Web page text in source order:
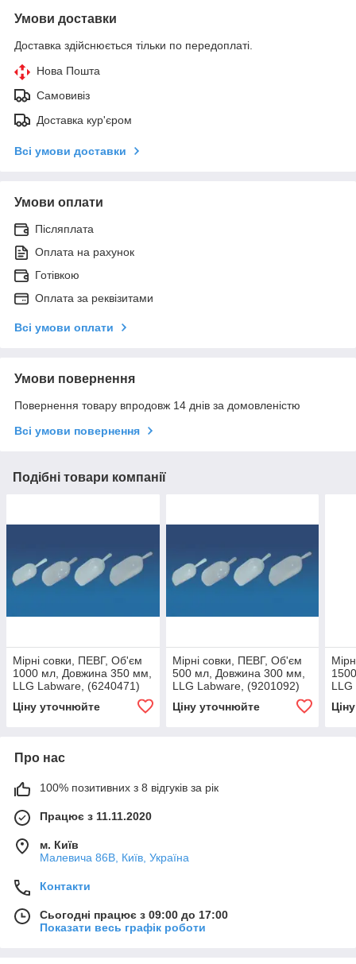
Умови доставки
Доставка здійснюється тільки по передоплаті.
Нова Пошта
Самовивіз
Доставка кур'єром
Всі умови доставки
Умови оплати
Післяплата
Оплата на рахунок
Готівкою
Оплата за реквізитами
Всі умови оплати
Умови повернення
Повернення товару впродовж 14 днів за домовленістю
Всі умови повернення
Подібні товари компанії
Мірні совки, ПЕВГ, Об'єм
1000 мл, Довжина 350 мм,
LLG Labware, (6240471)
Ціну уточнюйте
Мірні совки, ПЕВГ, Об'єм
500 мл, Довжина 300 мм,
LLG Labware, (9201092)
Ціну уточнюйте
LLG
Про нас
100% позитивних з 8 відгуків за рік
Працює з 11.11.2020
м. Київ
Малевича 86В, Київ, Україна
Контакти
Сьогодні працює з 09:00 до 17:00
Показати весь графік роботи